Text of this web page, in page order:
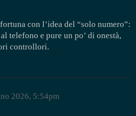
con l’idea del “solo numero”:
telefono e pure un po’ di onestà,
controllori.
2026, 5:54pm